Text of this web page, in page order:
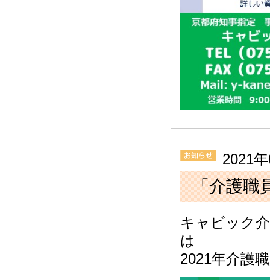
2021
「介護職
キャビック
は
2021年介護